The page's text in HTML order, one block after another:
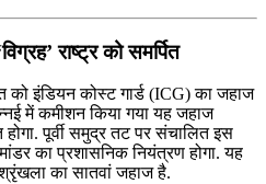
राष्ट्र को समर्पित
को इंडियन कोस्ट गार्ड (ICG) का जहाज
में कमीशन किया गया यह जहाज
पूर्वी समुद्र तट पर संचालित इस
का प्रशासनिक नियंत्रण होगा. यह
का सातवां जहाज है.